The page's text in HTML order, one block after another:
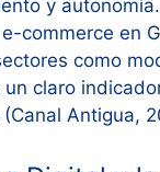
y
commerce en
como
claro
Antigua,